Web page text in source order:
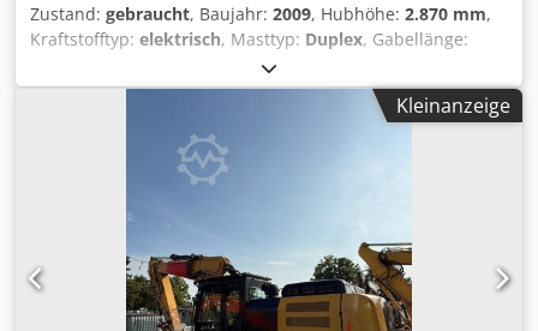
Zustand: gebraucht, Baujahr: 2009, Hubhöhe: 2.870 mm,
Kraftstofftyp: elektrisch, Masttyp: Duplex, Gabellänge:
1.950 mm
mm, Gesamtbreite:850 mm, Farbe:Schwarz, Leergewicht:
1.270 kg Hubkapazität: 1.200 kg - Baujahr: 2009
Csdpjzrmgljfx Angsha - Dokumentation verfügbar: Ja - └
Typ Dokumentation: Benutzerhandbuch - CE-
Kennzeichnung vorhanden: Ja - CE-Zertifikat vorhanden:
Nein - Seriennummer: 7XL00043 - Typ: Stehender Stapler -
Hubkraft: 1200kg - Hubhöhe: 2870mm - Durchfahrtshöhe:
1950mm - Gabelzinkenlänge: 1140mm - Gabelbreite:
560mm - Mast: Duplex - Antrieb: Elektrisch -
Batterieinformationen: - └ Marke/Typ: PZS 345 - └ Baujahr
Kleinanzeige